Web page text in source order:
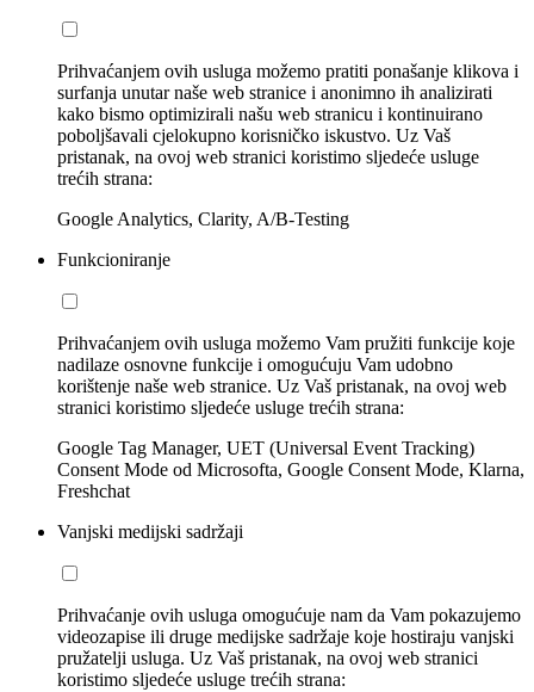
Prihvaćanjem ovih usluga možemo pratiti ponašanje klikova i
surfanja unutar naše web stranice i anonimno ih analizirati
kako bismo optimizirali našu web stranicu i kontinuirano
poboljšavali cjelokupno korisničko iskustvo. Uz Vaš
pristanak, na ovoj web stranici koristimo sljedeće usluge
trećih strana:
Google Analytics, Clarity, A/B-Testing
Funkcioniranje
Prihvaćanjem ovih usluga možemo Vam pružiti funkcije koje
nadilaze osnovne funkcije i omogućuju Vam udobno
korištenje naše web stranice. Uz Vaš pristanak, na ovoj web
stranici koristimo sljedeće usluge trećih strana:
Google Tag Manager, UET (Universal Event Tracking)
Consent Mode od Microsofta, Google Consent Mode, Klarna,
Freshchat
Vanjski medijski sadržaji
Prihvaćanje ovih usluga omogućuje nam da Vam pokazujemo
videozapise ili druge medijske sadržaje koje hostiraju vanjski
pružatelji usluga. Uz Vaš pristanak, na ovoj web stranici
koristimo sljedeće usluge trećih strana: